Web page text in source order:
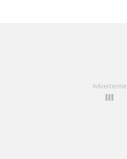
Advertentie